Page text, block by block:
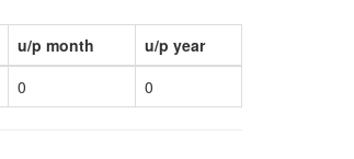
u/p month
u/p year
0 0